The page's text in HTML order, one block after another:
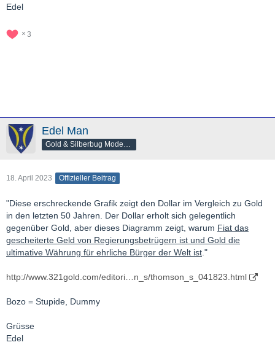
Edel
3
Edel Man
Gold & Silberbug Moderator
18. April 2023 Offizieller Beitrag
"Diese erschreckende Grafik zeigt den Dollar im Vergleich zu Gold
in den letzten 50 Jahren. Der Dollar erholt sich gelegentlich
gegenüber Gold, aber dieses Diagramm zeigt, warum Fiat das
gescheiterte Geld von Regierungsbetrügern ist und Gold die
ultimative Währung für ehrliche Bürger der Welt ist ."
http://www.321gold.com/editori…n_s/thomson_s_041823.html
Bozo = Stupide, Dummy
Grüsse
Edel